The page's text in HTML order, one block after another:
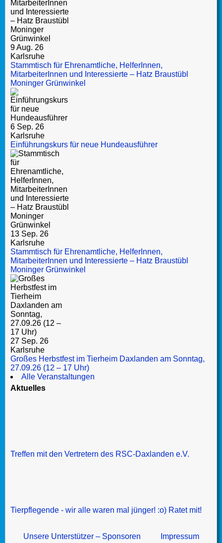
9 Aug. 26
Karlsruhe
Stammtisch für Ehrenamtliche, HelferInnen,
MitarbeiterInnen und Interessierte – Hatz Braustübl
Moninger Grünwinkel
6 Sep. 26
Karlsruhe
Einführungskurs für neue Hundeausführer
13 Sep. 26
Karlsruhe
Stammtisch für Ehrenamtliche, HelferInnen,
MitarbeiterInnen und Interessierte – Hatz Braustübl
Moninger Grünwinkel
27 Sep. 26
Karlsruhe
Großes Herbstfest im Tierheim Daxlanden am Sonntag,
27.09.26 (12 – 17 Uhr)
Alle Veranstaltungen
Aktuelles
Treffen mit den Vertretern des RSC-Daxlanden e.V.
Tierpflegende - wir alle waren mal jünger! :o) Ratet mit!
Unsere Unterstützer – Sponsoren Impressum